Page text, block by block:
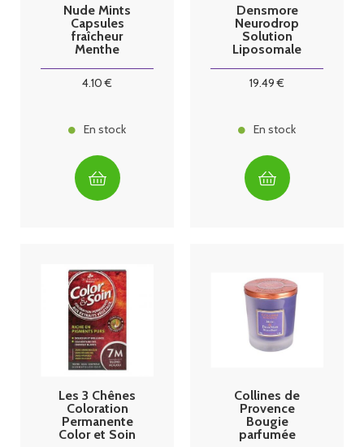
Nude Mints
Capsules
fraîcheur
Menthe
4.10 €
En stock
Densmore
Neurodrop
Solution
Liposomale
19.49 €
En stock
Les 3 Chênes
Coloration
Permanente
Color et Soin
Collines de
Provence
Bougie
parfumée